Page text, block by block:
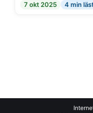
7 okt 2025 4 min